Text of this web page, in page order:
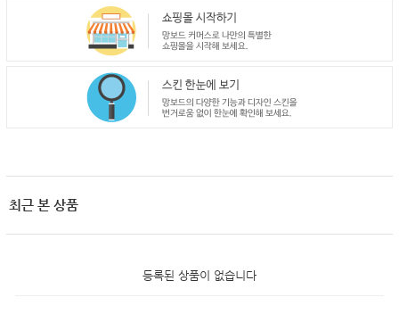
최근 본 상품
등록된 상품이 없습니다